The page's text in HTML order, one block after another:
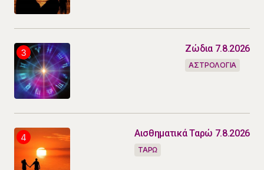
Ζώδια 7.8.2026
ΑΣΤΡΟΛΟΓΙΑ
Αισθηματικά Ταρώ 7.8.2026
ΤΑΡΩ